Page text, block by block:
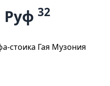
Руф 32
стоика Гая Музония